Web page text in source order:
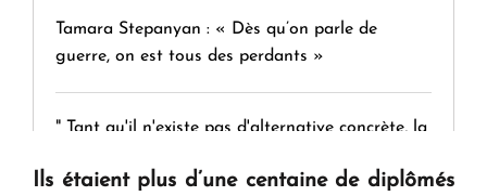
Tamara Stepanyan : « Dès qu’on parle de
guerre, on est tous des perdants »
" Tant qu'il n'existe pas d'alternative concrète, la
Ils étaient plus d’une centaine de diplômés